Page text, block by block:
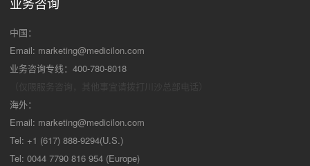
中国：
Email: marketing@medicilon.com
业务咨询专线：400-780-8018
海外：
Email: marketing@medicilon.com
Tel: +1 (617) 888-9294(U.S.)
Tel: 0044 7790 816 954 (Europe)